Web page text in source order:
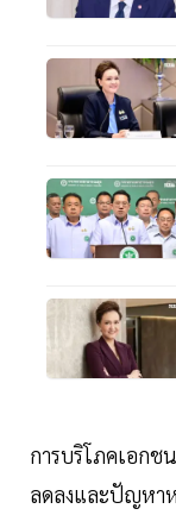
การบริโภคเอกช
ลดลงและปัญหา